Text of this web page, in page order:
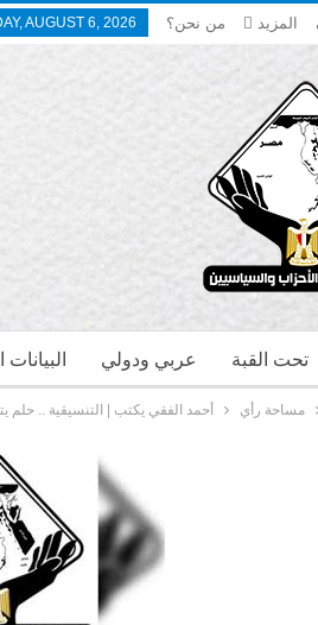
AUGUST 6, 2026 من نحن؟ المزيد
عربي ودولي تحت القبة
مساحة رأي أحمد الفقي يكتب | التنسيقية .. حلم